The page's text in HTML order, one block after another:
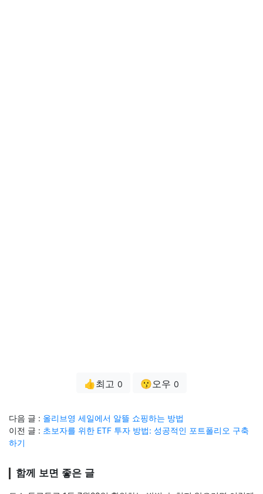
👍최고 0 😗오우 0
다음 글 : 올리브영 세일에서 알뜰 쇼핑하는 방법
이전 글 : 초보자를 위한 ETF 투자 방법: 성공적인 포트폴리오 구축
하기
함께 보면 좋은 글